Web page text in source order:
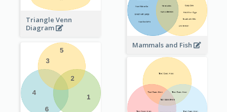
Triangle Venn
Diagram
Mammals and Fish